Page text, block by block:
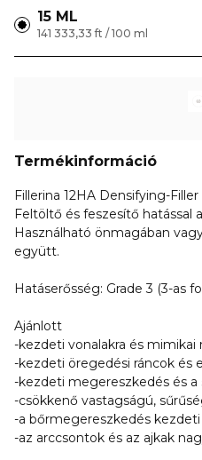
15 ML
141 333,33 ft / 100 ml
Termékinformáció
Fillerina 12HA Densifying-
Feltöltő és feszesítő hatással
Használható önmagában
együtt.
Hatáserősség: Grade 3 (3-as
Ajánlott
-kezdeti vonalakra és mimikai
-kezdeti öregedési ráncok és
-kezdeti megereszkedés és
-csökkenő vastagságú,
-a bőrmegereszkedés kezdeti
-az arccsontok és az ajkak